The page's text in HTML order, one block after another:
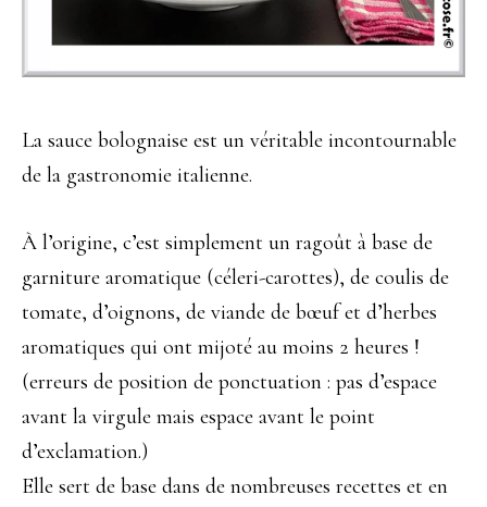
La sauce bolognaise est un véritable incontournable
de la gastronomie italienne.
À l’origine, c’est simplement un ragoût à base de
garniture aromatique (céleri-carottes), de coulis de
tomate, d’oignons, de viande de bœuf et d’herbes
aromatiques qui ont mijoté au moins 2 heures !
(erreurs de position de ponctuation : pas d’espace
avant la virgule mais espace avant le point
d’exclamation.)
Elle sert de base dans de nombreuses recettes et en